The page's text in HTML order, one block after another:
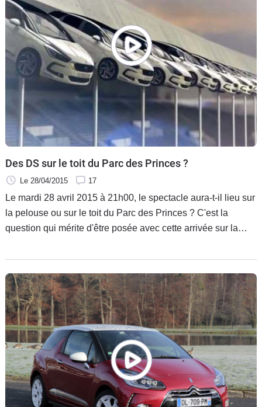
Des DS sur le toit du Parc des Princes ?
Le 28/04/2015 17
Le mardi 28 avril 2015 à 21h00, le spectacle aura-t-il lieu sur
la pelouse ou sur le toit du Parc des Princes ? C'est la
question qui mérite d'être posée avec cette arrivée sur la
match de football qui opposera, ce soir là, l'équipe du PSG à
celle de Metz, il soit déposé sur le toit du stade quinze
Citroën DS. Ceci pour une vue imprenable sur la rencontre
pour quelques privilégiés.